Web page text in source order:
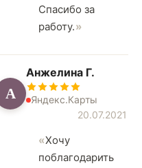
Спасибо за
работу.
А
Анжелина Г.
Яндекс.Карты
20.07.2021
Хочу
поблагодарить